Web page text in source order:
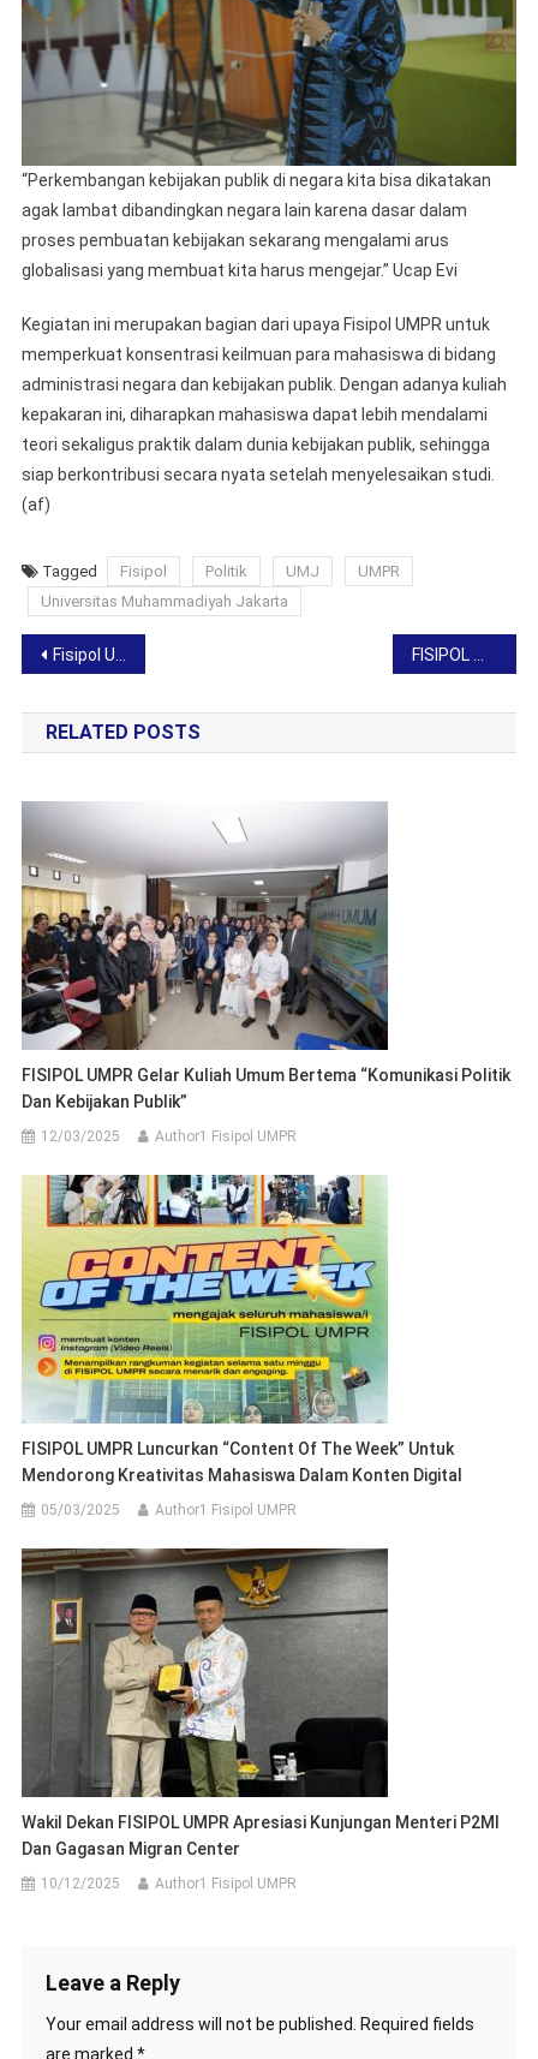
“Perkembangan kebijakan publik di negara kita bisa dikatakan
agak lambat dibandingkan negara lain karena dasar dalam
proses pembuatan kebijakan sekarang mengalami arus
globalisasi yang membuat kita harus mengejar.” Ucap Evi
Kegiatan ini merupakan bagian dari upaya Fisipol UMPR untuk
memperkuat konsentrasi keilmuan para mahasiswa di bidang
administrasi negara dan kebijakan publik. Dengan adanya kuliah
kepakaran ini, diharapkan mahasiswa dapat lebih mendalami
teori sekaligus praktik dalam dunia kebijakan publik, sehingga
siap berkontribusi secara nyata setelah menyelesaikan studi.
(af)
Tagged Fisipol Politik UMJ
UMPR
Universitas Muhammadiyah Jakarta
Post
navigation
Fisipol UMPR kirim 200 mahasiswa program KKN tematik bina kawasan
RELATED POSTS
FISIPOL UMPR Gelar Kuliah Umum Bertema “Komunikasi Politik
Dan Kebijakan Publik”
12/03/2025 Author1 Fisipol UMPR
FISIPOL UMPR Luncurkan “Content Of The Week” Untuk
Mendorong Kreativitas Mahasiswa Dalam Konten Digital
05/03/2025 Author1 Fisipol UMPR
Wakil Dekan FISIPOL UMPR Apresiasi Kunjungan Menteri P2MI
Dan Gagasan Migran Center
10/12/2025 Author1 Fisipol UMPR
Leave a Reply
Your email address will not be published.
Required fields
are marked *